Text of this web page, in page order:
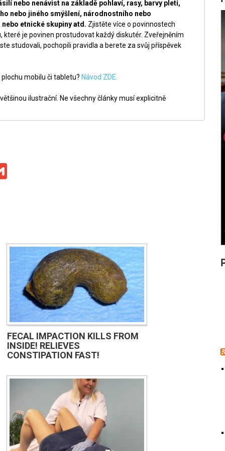
nebo nenávist na základě pohlaví, rasy, barvy pleti,
nebo jiného smýšlení, národnostního nebo
etnické skupiny atd. Zjistěte více o povinnostech
je povinen prostudovat každý diskutér. Zveřejněním
studovali, pochopili pravidla a berete za svůj příspěvek
mobilu či tabletu? Návod ZDE.
ilustrační. Ne všechny články musí explicitně
Gmail
FECAL IMPACTION KILLS FROM
INSIDE! RELIEVES
CONSTIPATION FAST!